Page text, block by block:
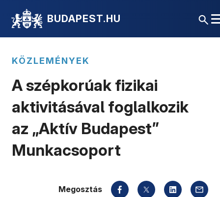
BUDAPEST.HU
KÖZLEMÉNYEK
A szépkorúak fizikai
aktivitásával foglalkozik
az „Aktív Budapest”
Munkacsoport
Megosztás